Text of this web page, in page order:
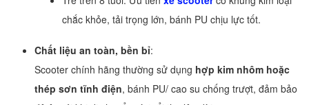
chắc khỏe, tải trọng lớn, bánh PU chịu lực tốt.
Chất liệu an toàn, bền bỉ:
Scooter chính hãng thường sử dụng hợp kim nhôm hoặc
thép sơn tĩnh điện, bánh PU/ cao su chống trượt, đảm bảo